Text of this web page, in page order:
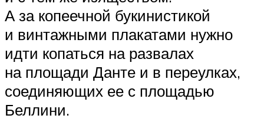
А за копеечной букинистикой
и винтажными плакатами нужно
идти копаться на развалах
на площади Данте и в переулках,
соединяющих ее с площадью
Беллини.